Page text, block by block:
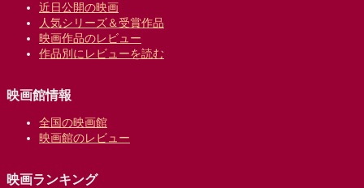
近日公開の映画
人気シリーズ＆受賞作品
映画作品のレビュー
作品別にレビューを読む
映画館情報
全国の映画館
映画館のレビュー
映画ランキング